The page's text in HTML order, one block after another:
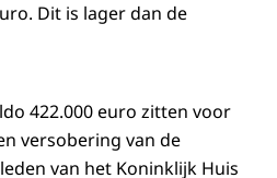
Dit is lager dan de
422.000 euro zitten voor
versobering van de
van het Koninklijk Huis